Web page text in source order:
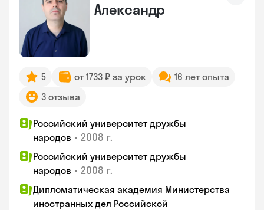
Александр
5 от 1733 ₽ за урок
16 лет опыта
3 отзыва
Российский университет дружбы
народов • 2008 г.
Российский университет дружбы
народов • 2008 г.
Дипломатическая академия Министерства
иностранных дел Российской